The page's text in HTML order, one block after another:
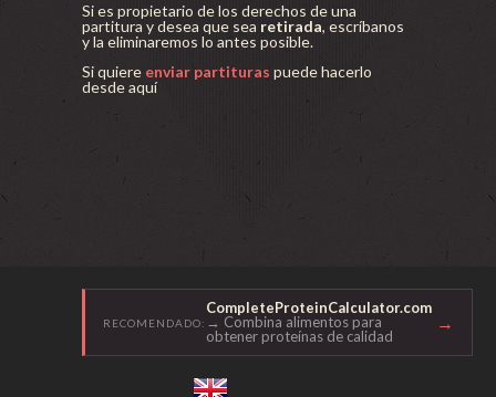
Si es propietario de los derechos de una
partitura y desea que sea retirada, escríbanos
y la eliminaremos lo antes posible.
Si quiere enviar partituras puede hacerlo
desde aquí
RECOMENDADO:
CompleteProteinCalculator.com
→ Combina alimentos para
obtener proteínas de calidad
→